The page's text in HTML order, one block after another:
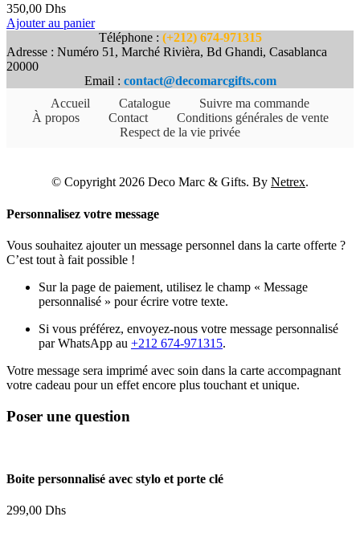
350,00 Dhs
Ajouter au panier
Téléphone : (+212) 674-971315
Adresse : Numéro 51, Marché Rivièra, Bd Ghandi, Casablanca
20000
Email : contact@decomarcgifts.com
Accueil
Catalogue
Suivre ma commande
À propos
Contact
Conditions générales de vente
Respect de la vie privée
© Copyright 2026 Deco Marc & Gifts. By Netrex.
Personnalisez votre message
Vous souhaitez ajouter un message personnel dans la carte offerte ?
C’est tout à fait possible !
Sur la page de paiement, utilisez le champ « Message
personnalisé » pour écrire votre texte.
Si vous préférez, envoyez-nous votre message personnalisé
par WhatsApp au +212 674-971315.
Votre message sera imprimé avec soin dans la carte accompagnant
votre cadeau pour un effet encore plus touchant et unique.
Poser une question
Boite personnalisé avec stylo et porte clé
299,00 Dhs